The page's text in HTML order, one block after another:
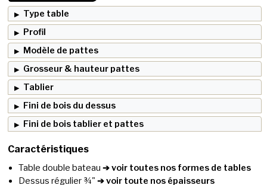
Type table
Profil
Modèle de pattes
Grosseur & hauteur pattes
Tablier
Fini de bois du dessus
Fini de bois tablier et pattes
Caractéristiques
Table double bateau ➔ voir toutes nos formes de tables
Dessus régulier ¾" ➔ voir toute nos épaisseurs